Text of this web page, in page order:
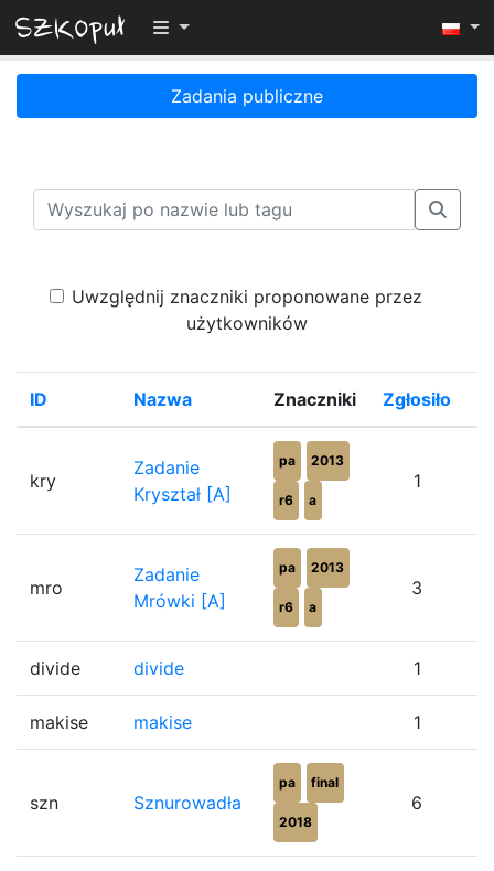
Przełącz widoczność menu
Zadania publiczne
Uwzględnij znaczniki proponowane przez
użytkowników
ID Nazwa Znaczniki Zgłosiło
kry
Zadanie
Kryształ [A]
pa 2013
r6 a
1
mro
Zadanie
Mrówki [A]
pa 2013
r6 a
3
divide divide 1
makise makise 1
szn Sznurowadła
pa final
2018
6